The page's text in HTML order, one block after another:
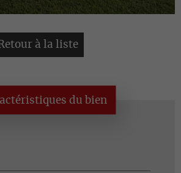
Retour à la liste
du bien